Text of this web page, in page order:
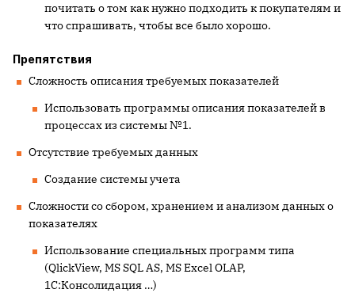
почитать о том как нужно подходить к покупателям и
что спрашивать, чтобы все было хорошо.
Препятствия
Сложность описания требуемых показателей
Использовать программы описания показателей в
процессах из системы №1.
Отсутствие требуемых данных
Создание системы учета
Сложности со сбором, хранением и анализом данных о
показателях
Использование специальных программ типа
(QlickView, MSSQLAS, MSExcelOLAP,
1С:Консолидация …)